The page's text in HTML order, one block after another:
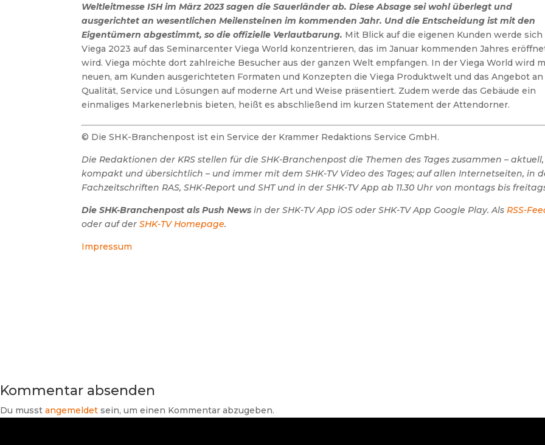
Weltleitmesse ISH im März 2023 sagen die Sauerländer ab. Diese Absage sei wohl überlegt und
ausgerichtet an wesentlichen Meilensteinen im kommenden Jahr. Und die Entscheidung ist mit den
Eigentümern abgestimmt, so die offizielle Verlautbarung. Mit Blick auf die eigenen Kunden werde sich
Viega 2023 auf das Seminarcenter Viega World konzentrieren, das im Januar kommenden Jahres
wird. Viega möchte dort zahlreiche Besucher aus der ganzen Welt empfangen. In der Viega World wird
neuen, am Kunden ausgerichteten Formaten und Konzepten die Viega Produktwelt und das Angebot an
Qualität, Service und Lösungen auf moderne Art und Weise präsentiert. Zudem werde das Gebäude ein
einmaliges Markenerlebnis bieten, heißt es abschließend im kurzen Statement der Attendorner.
© Die SHK-Branchenpost ist ein Service der Krammer Redaktions Service GmbH.
Die Redaktionen der KRS stellen für die SHK-Branchenpost die Themen des Tages zusammen – aktuell,
kompakt und übersichtlich – und immer mit dem SHK-TV Video des Tages; auf allen Internetseiten, in
Fachzeitschriften RAS, SHK-Report und SHT und in der SHK-TV App ab 11.30 Uhr von montags bis
Die SHK-Branchenpost als Push News in der SHK-TV App iOS oder SHK-TV App Google Play. AlsRSS-
oder auf derSHK-TV Homepage.
Impressum
Kommentar absenden
Du musst angemeldet sein, um einen Kommentar abzugeben.